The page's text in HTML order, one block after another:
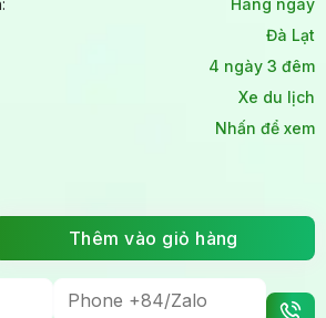
Hàng ngày
Đà Lạt
4 ngày 3 đêm
Xe du lịch
Nhấn để xem
4 Ngày 3 Đêm: Hành trình khám phá Đà
Thêm vào giỏ hàng